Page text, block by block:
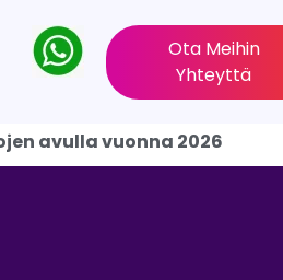
Ota Meihin
Yhteyttä
avulla vuonna 2026